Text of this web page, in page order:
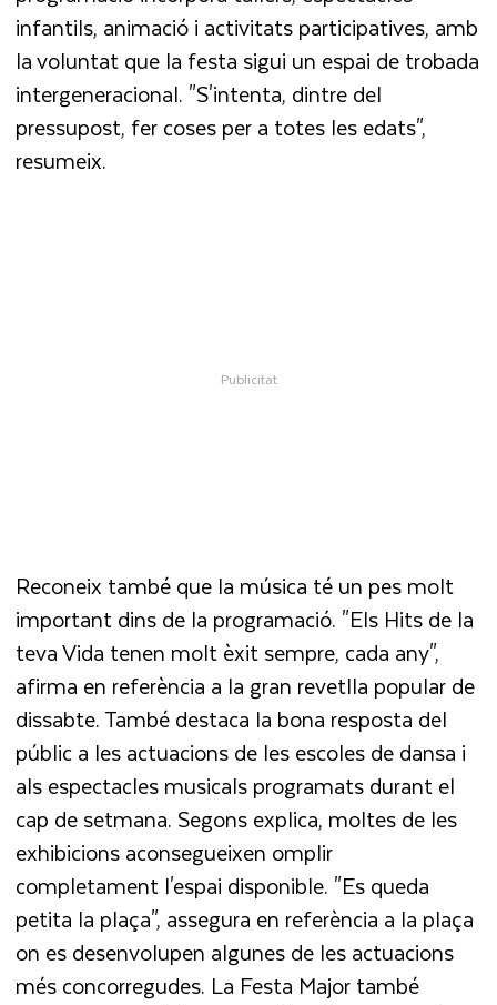
infantils, animació i activitats participatives, amb
la voluntat que la festa sigui un espai de trobada
intergeneracional. "S'intenta, dintre del
pressupost, fer coses per a totes les edats",
resumeix.
Reconeix també que la música té un pes molt
important dins de la programació. "Els Hits de la
teva Vida tenen molt èxit sempre, cada any",
afirma en referència a la gran revetlla popular de
dissabte. També destaca la bona resposta del
públic a les actuacions de les escoles de dansa i
als espectacles musicals programats durant el
cap de setmana. Segons explica, moltes de les
exhibicions aconsegueixen omplir
completament l'espai disponible. "Es queda
petita la plaça", assegura en referència a la plaça
on es desenvolupen algunes de les actuacions
més concorregudes. La Festa Major també